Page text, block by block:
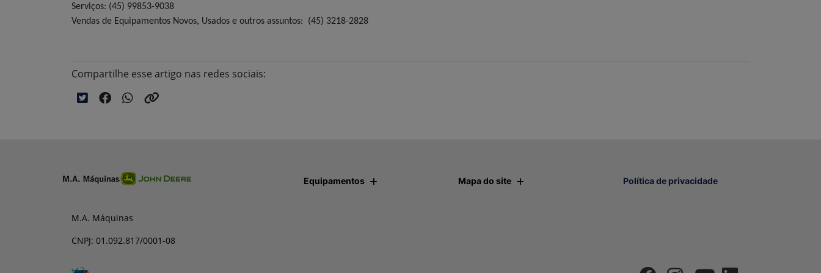
Serviços: (45) 99853-9038
Vendas de Equipamentos Novos, Usados e outros assuntos: (45) 3218-2828
Compartilhe esse artigo nas redes sociais:
Equipamentos Mapa do site Política de privacidade
M.A. Máquinas
CNPJ: 01.092.817/0001-08